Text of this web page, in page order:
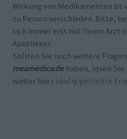
Wirkung von Medikamenten ist
zu Person verschieden. Bitte,
sich immer erst mit Ihrem Arzt
Apotheker.
Sollten Sie noch weitere
meamedica.de haben, lesen
weiter bei « häufig gestellte